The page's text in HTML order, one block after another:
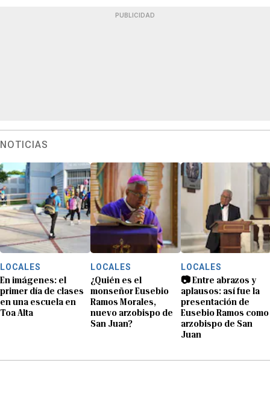
PUBLICIDAD
NOTICIAS
LOCALES
En imágenes: el
primer día de clases
en una escuela en
Toa Alta
LOCALES
¿Quién es el
monseñor Eusebio
Ramos Morales,
nuevo arzobispo de
San Juan?
LOCALES
📷 Entre abrazos y
aplausos: así fue la
presentación de
Eusebio Ramos como
arzobispo de San
Juan